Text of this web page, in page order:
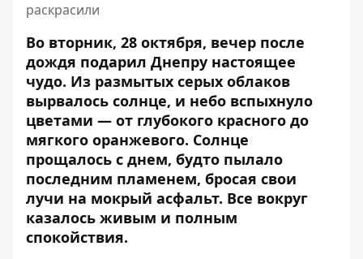
раскрасили
Во вторник, 28 октября, вечер после
дождя подарил Днепру настоящее
чудо. Из размытых серых облаков
вырвалось солнце, и небо вспыхнуло
цветами — от глубокого красного до
мягкого оранжевого. Солнце
прощалось с днем, будто пылало
последним пламенем, бросая свои
лучи на мокрый асфальт. Все вокруг
казалось живым и полным
спокойствия.